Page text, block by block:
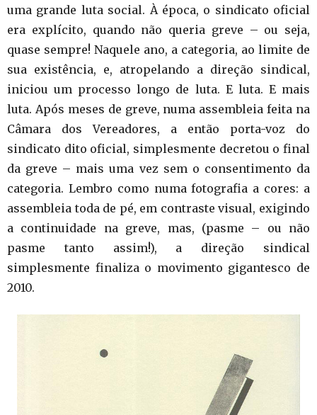
uma grande luta social. À época, o sindicato oficial
era explícito, quando não queria greve – ou seja,
quase sempre! Naquele ano, a categoria, ao limite de
sua existência, e, atropelando a direção sindical,
iniciou um processo longo de luta. E luta. E mais
luta. Após meses de greve, numa assembleia feita na
Câmara dos Vereadores, a então porta-voz do
sindicato dito oficial, simplesmente decretou o final
da greve – mais uma vez sem o consentimento da
categoria. Lembro como numa fotografia a cores: a
assembleia toda de pé, em contraste visual, exigindo
a continuidade na greve, mas, (pasme – ou não
pasme tanto assim!), a direção sindical
simplesmente finaliza o movimento gigantesco de
2010.